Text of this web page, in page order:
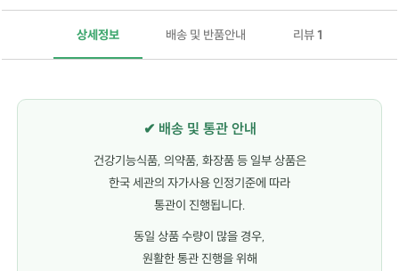
상세정보 배송 및 반품안내 리뷰1
✔ 배송 및 통관 안내
건강기능식품, 의약품, 화장품 등 일부 상품은
한국 세관의 자가사용 인정기준에 따라
통관이 진행됩니다.
동일 상품 수량이 많을 경우,
원활한 통관 진행을 위해